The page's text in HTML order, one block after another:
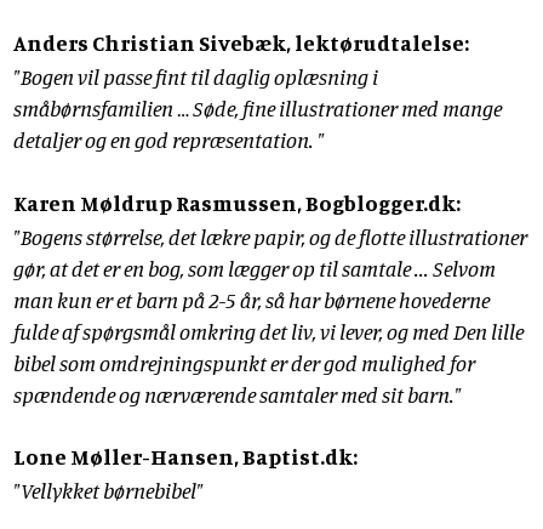
Anders Christian Sivebæk, lektørudtalelse:
"Bogen vil passe fint til daglig oplæsning i
småbørnsfamilien … Søde, fine illustrationer med mange
detaljer og en god repræsentation. "
Karen Møldrup Rasmussen, Bogblogger.dk:
"Bogens størrelse, det lækre papir, og de flotte illustrationer
gør, at det er en bog, som lægger op til samtale ... Selvom
man kun er et barn på 2-5 år, så har børnene hovederne
fulde af spørgsmål omkring det liv, vi lever, og med Den lille
bibel som omdrejningspunkt er der god mulighed for
spændende og nærværende samtaler med sit barn."
Lone Møller-Hansen, Baptist.dk:
"Vellykket børnebibel"